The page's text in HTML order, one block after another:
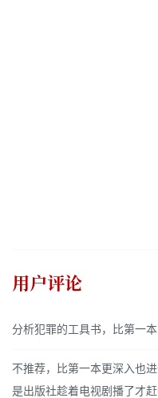
用户评论
分析犯罪的工具书，比第一本
不推荐，比第一本更深入也
是出版社趁着电视剧播了才